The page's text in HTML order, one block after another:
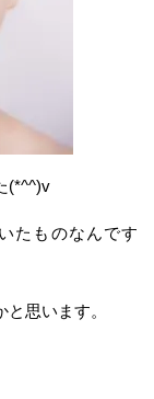
(*^^)v
たものなんです
思います。